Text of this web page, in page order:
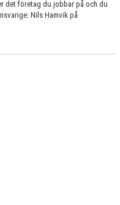
det företag du jobbar på och du
Nils Hamvik på